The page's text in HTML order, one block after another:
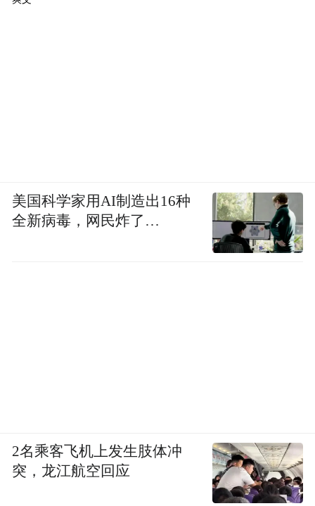
美国科学家用AI制造出16种
全新病毒，网民炸了…
2名乘客飞机上发生肢体冲
突，龙江航空回应